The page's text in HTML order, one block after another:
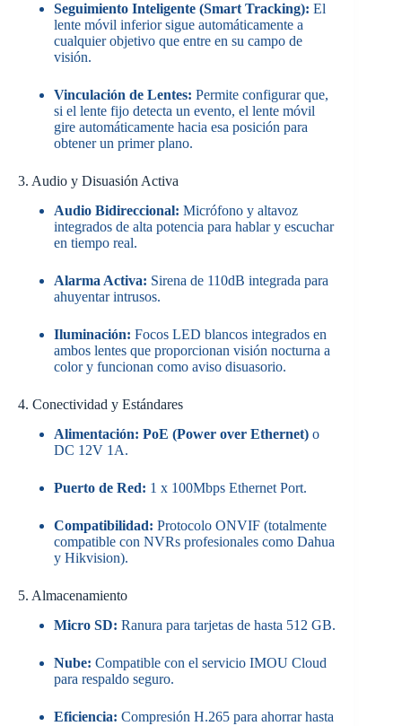
Seguimiento Inteligente (Smart Tracking): El
lente móvil inferior sigue automáticamente a
cualquier objetivo que entre en su campo de
visión.
Vinculación de Lentes: Permite configurar que,
si el lente fijo detecta un evento, el lente móvil
gire automáticamente hacia esa posición para
obtener un primer plano.
3. Audio y Disuasión Activa
Audio Bidireccional: Micrófono y altavoz
integrados de alta potencia para hablar y escuchar
en tiempo real.
Alarma Activa: Sirena de 110dB integrada para
ahuyentar intrusos.
Iluminación: Focos LED blancos integrados en
ambos lentes que proporcionan visión nocturna a
color y funcionan como aviso disuasorio.
4. Conectividad y Estándares
Alimentación: PoE (Power over Ethernet) o
DC 12V 1A.
Puerto de Red: 1 x 100Mbps Ethernet Port.
Compatibilidad: Protocolo ONVIF (totalmente
compatible con NVRs profesionales como Dahua
y Hikvision).
5. Almacenamiento
Micro SD: Ranura para tarjetas de hasta 512 GB.
Nube: Compatible con el servicio IMOU Cloud
para respaldo seguro.
Eficiencia: Compresión H.265 para ahorrar hasta